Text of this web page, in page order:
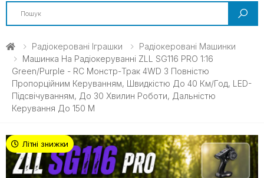
Search
Радіокеровані Іграшки
Радіокеровані Машинки
Машинка На Радіокеруванні ZLL SG116 PRO 1:16
Green/Purple - RC Монстр-Трак 4WD З Повністю
Пропорційним Керуванням, Швидкістю До 40 Км/год, LED-
Підсвічуванням, До 30 Хвилин Роботи, Дальністю
Керування До 150 М
Літні знижки